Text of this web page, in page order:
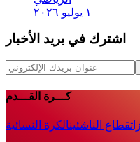
١ يوليو ٢٠٢٦
اشترك في بريد الأخبار
كـــرة القـــدم
قطاع الناشئينالكرة النسائية